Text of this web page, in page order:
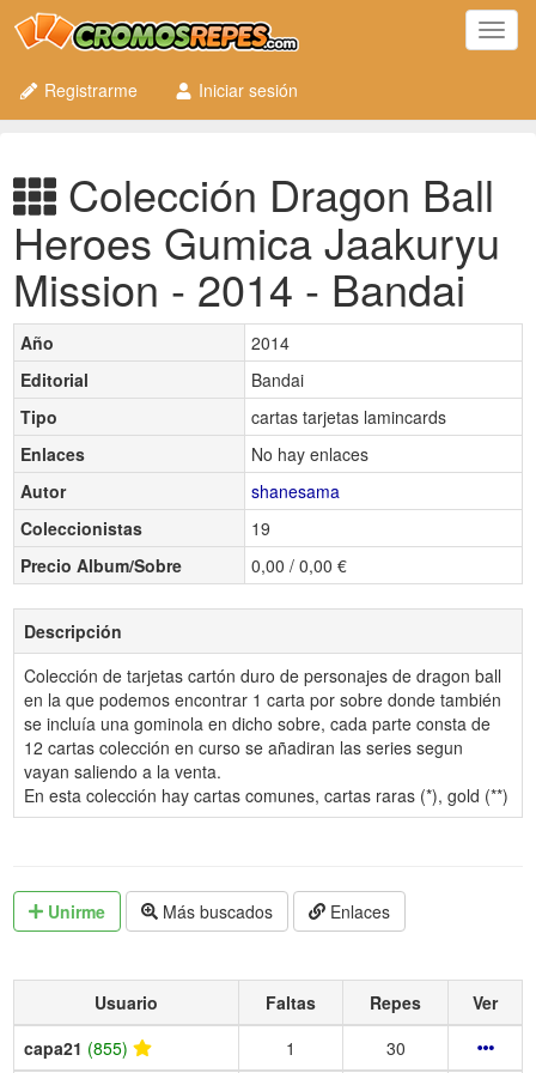
Registrarme
Iniciar sesión
Colección Dragon Ball
Heroes Gumica Jaakuryu
Mission - 2014 - Bandai
Año
2014
Editorial
Bandai
Tipo
cartas tarjetas lamincards
Enlaces
No hay enlaces
Autor
shanesama
Coleccionistas
19
Precio Album/Sobre
0,00 / 0,00 €
Descripción
Colección de tarjetas cartón duro de personajes de dragon ball
en la que podemos encontrar 1 carta por sobre donde también
se incluía una gominola en dicho sobre, cada parte consta de
12 cartas colección en curso se añadiran las series segun
vayan saliendo a la venta.
En esta colección hay cartas comunes, cartas raras (*), gold (**)
Unirme Más buscados Enlaces
Usuario Faltas Repes
Ver
capa21 (855) 1 30